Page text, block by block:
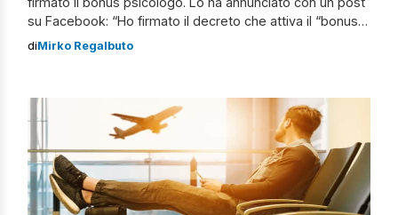
su Facebook: “Ho firmato il decreto che attiva il “bonus
psicologico” finanziato dal Parlamento con 10 milioni di
diMirko Regalbuto